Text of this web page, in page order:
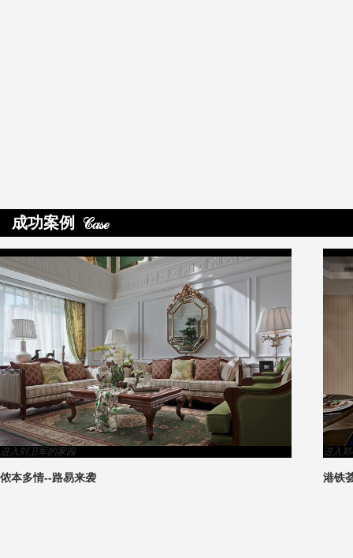
成功案例
进入杨滟妮的家园
杨滟妮毕业作品-----情针意线